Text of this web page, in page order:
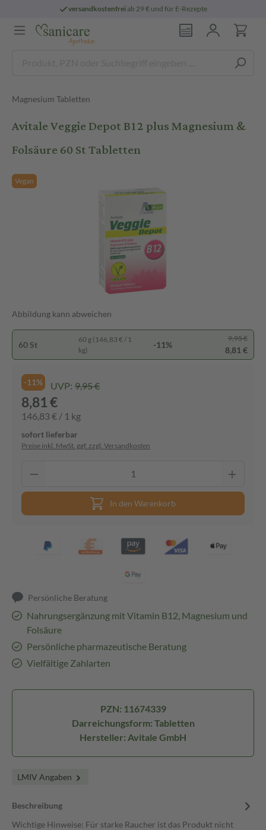
versandkostenfreiab 29 € und für E-Rezepte
Magnesium Tabletten
Avitale Veggie Depot B12 plus Magnesium &
Folsäure 60 St Tabletten
Vegan
Abbildung kann abweichen
60 St
60 g (146,83 € / 1
kg)
-11%
9,95 €
8,81 €
-11% UVP: 9,95 €
8,81 €
146,83 € / 1 kg
sofort lieferbar
Preise inkl. MwSt. ggf. zzgl. Versandkosten
In den Warenkorb
Persönliche Beratung
Nahrungsergänzung mit Vitamin B12, Magnesium und
Folsäure
Persönliche pharmazeutische Beratung
Vielfältige Zahlarten
PZN: 11674339
Darreichungsform: Tabletten
Hersteller: Avitale GmbH
LMIV Angaben
Beschreibung
Wichtige Hinweise: Für starke Raucher ist das Produkt nicht